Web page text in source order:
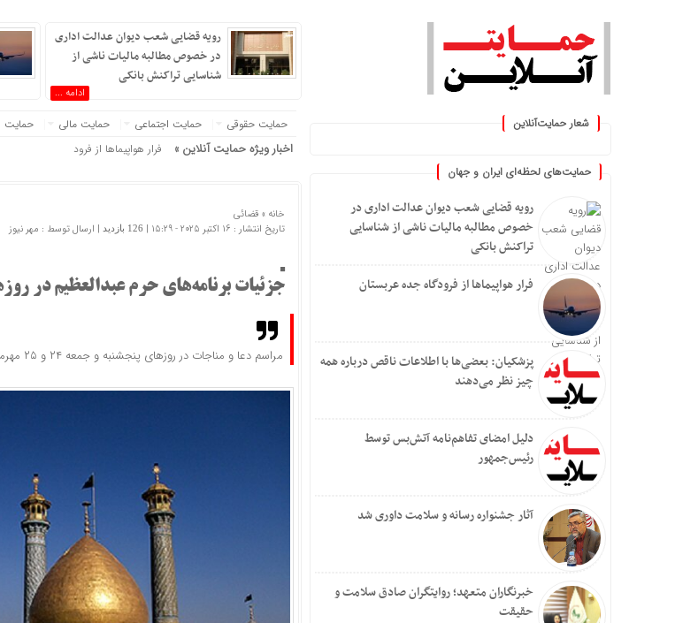
شعار حمایت‌آنلاین
حمایت‌های لحظه‌ای ایران و جهان
رویه قضایی شعب دیوان عدالت اداری در
خصوص مطالبه مالیات ناشی از شناسایی
تراکنش بانکی
فرار هواپیماها از فرودگاه جده عربستان
پزشکیان: بعضی‌ها با اطلاعات ناقص درباره همه
چیز نظر می‌دهند
دلیل امضای تفاهم‌نامه آتش‌بس توسط
رئیس‌جمهور
آثار جشنواره رسانه و سلامت داوری شد
خبرنگاران متعهد؛ روایتگران صادق سلامت و
حقیقت
رویه قضایی شعب دیوان عدالت اداری
در خصوص مطالبه مالیات ناشی از
شناسایی تراکنش بانکی
ادامه ...
حمایت حقوقی حمایت اجتماعی حمایت مالی حمایت
اخبار ویژه حمایت آنلاین » فرار هواپیماها از فرودگاه جده عربستان
خانه » قضائی
تاریخ انتشار : 16 اکتبر 2025 - 15:29 |
126 بازدید | ارسال توسط : مهر نیوز
جزئیات برنامه‌های حرم عبدالعظیم در
مراسم دعا و مناجات در روزهای پنجشنبه و جمعه ۲۴ و ۲۵ مهرماه در حرم عبدالعظیم برگزار می‌شود.